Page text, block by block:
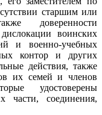
старшим или
доверенности
воинских
и военно-учебных
контор и других
действия, также
их семей и членов
удостоверены
части, соединения,